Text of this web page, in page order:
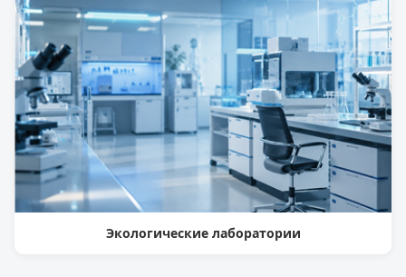
Экологические лаборатории